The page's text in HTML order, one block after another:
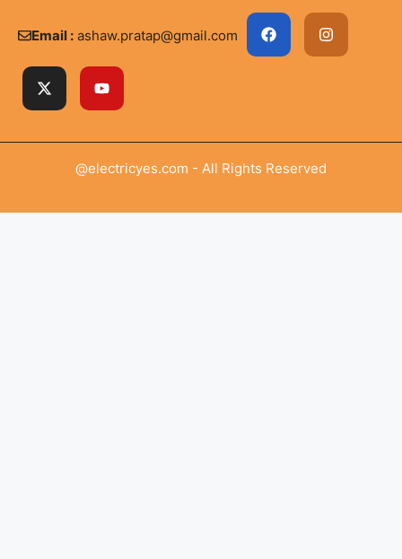
Email : ashaw.pratap@gmail.com
@electricyes.com - All Rights Reserved